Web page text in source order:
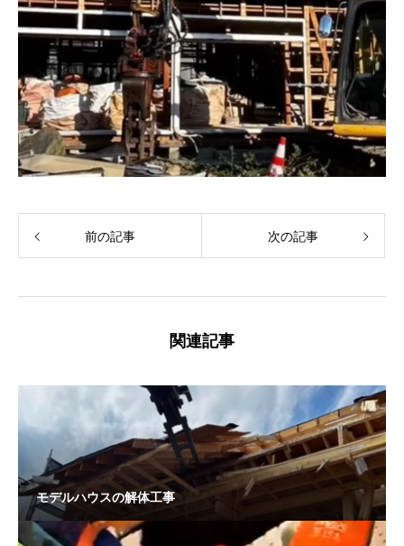
前の記事 次の記事
関連記事
モデルハウスの解体工事